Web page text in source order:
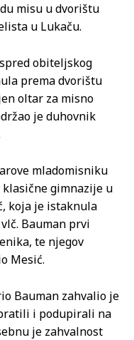
misu u dvorištu
u Lukaču.
obiteljskog
prema dvorištu
oltar za misno
je duhovnik
mladomisniku
gimnazije u
koja je istaknula
Bauman prvi
te njegov
Mesić.
Bauman zahvalio je
i podupirali na
je zahvalnost